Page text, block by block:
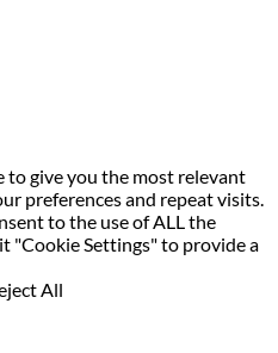
to give you the most relevant
preferences and repeat visits.
to the use of ALL the
"Cookie Settings" to provide a
All